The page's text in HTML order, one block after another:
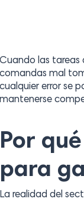
Cuando las tareas
comandas mal
cualquier error se
mantenerse
Por
para
La realidad del